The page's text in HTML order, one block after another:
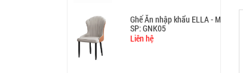
Ghế Ăn nhập khẩu ELLA - Mã
SP: GNK05
Liên hệ